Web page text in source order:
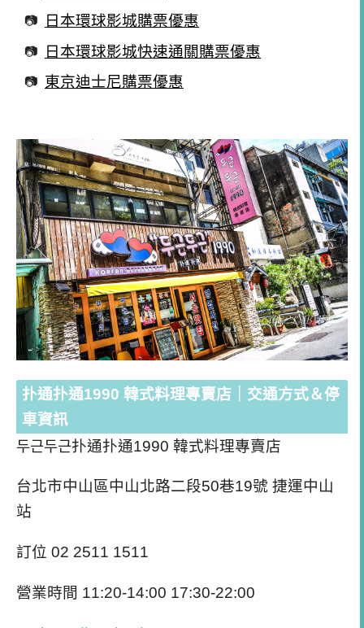
日本環球影城購票優惠
日本環球影城快速通關購票優惠
東京迪士尼購票優惠
扑通扑通1990 韓式料理專賣店｜交通方式＆停
車資訊
두근두근扑通扑通1990 韓式料理專賣店
台北市中山區中山北路二段50巷19號 捷運中山
站
訂位 02 2511 1511
營業時間 11:20-14:00 17:30-22:00